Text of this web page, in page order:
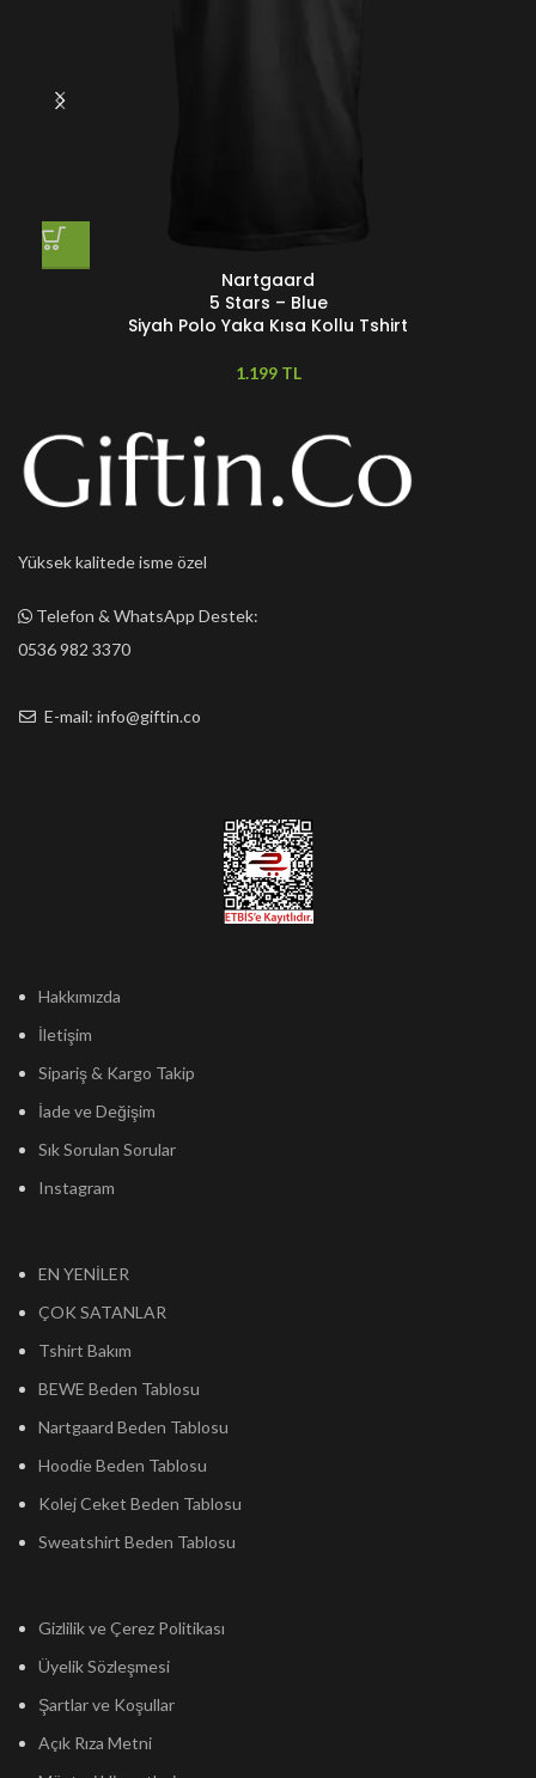
Nartgaard
5 Stars – Blue
Siyah Polo Yaka Kısa Kollu Tshirt
TL
Yüksek kalitede isme özel
Telefon & WhatsApp Destek:
0536 982 3370
E-mail: info@giftin.co
Hakkımızda
İletişim
Sipariş & Kargo Takip
İade ve Değişim
Sık Sorulan Sorular
Instagram
EN YENİLER
ÇOK SATANLAR
Tshirt Bakım
BEWE Beden Tablosu
Nartgaard Beden Tablosu
Hoodie Beden Tablosu
Kolej Ceket Beden Tablosu
Sweatshirt Beden Tablosu
Gizlilik ve Çerez Politikası
Üyelik Sözleşmesi
Şartlar ve Koşullar
Açık Rıza Metni